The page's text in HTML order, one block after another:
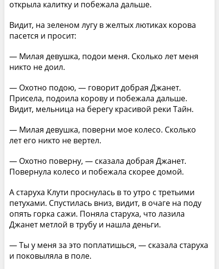
открыла калитку и побежала дальше.
Видит, на зеленом лугу в желтых лютиках корова
пасется и просит:
— Милая девушка, подои меня. Сколько лет меня
никто не доил.
— Охотно подою, — говорит добрая Джанет.
Присела, подоила корову и побежала дальше.
Видит, мельница на берегу красивой реки Тайн.
— Милая девушка, поверни мое колесо. Сколько
лет его никто не вертел.
— Охотно поверну, — сказала добрая Джанет.
Повернула колесо и побежала скорее домой.
А старуха Клути проснулась в то утро с третьими
петухами. Спустилась вниз, видит, в очаге на поду
опять горка сажи. Поняла старуха, что лазила
Джанет метлой в трубу и нашла деньги.
— Ты у меня за это поплатишься, — сказала старуха
и поковыляла в поле.